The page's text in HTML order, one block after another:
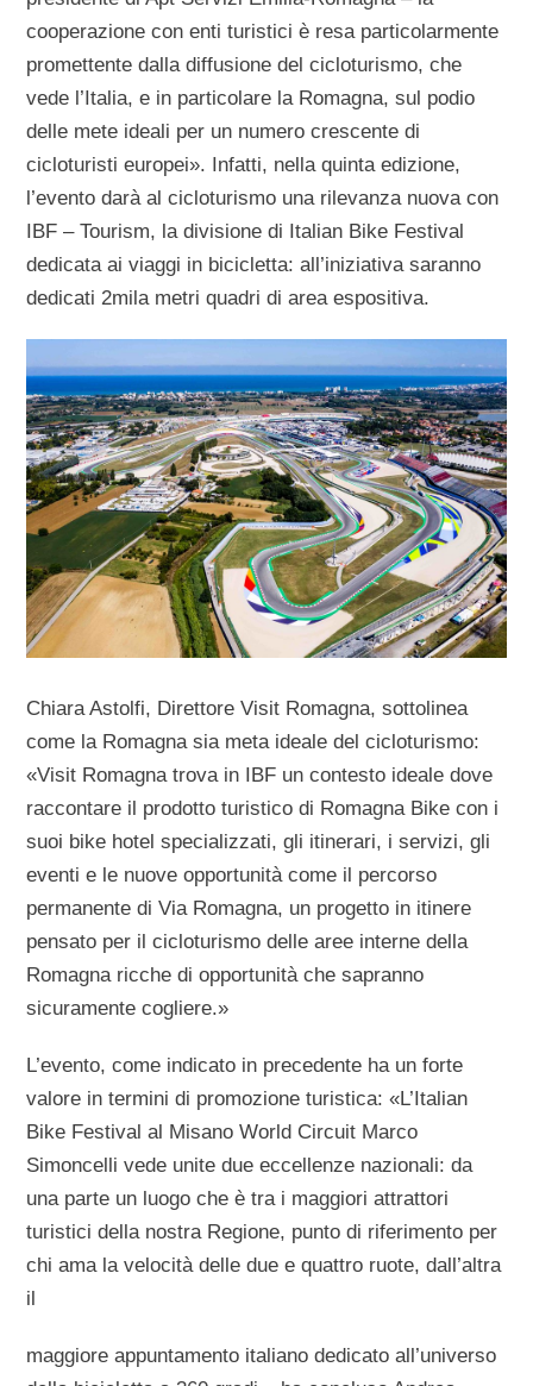
cooperazione con enti turistici è resa particolarmente
promettente dalla diffusione del cicloturismo, che
vede l’Italia, e in particolare la Romagna, sul podio
delle mete ideali per un numero crescente di
cicloturisti europei». Infatti, nella quinta edizione,
l’evento darà al cicloturismo una rilevanza nuova con
IBF – Tourism, la divisione di Italian Bike Festival
dedicata ai viaggi in bicicletta: all’iniziativa saranno
dedicati 2mila metri quadri di area espositiva.
Chiara Astolfi, Direttore Visit Romagna, sottolinea
come la Romagna sia meta ideale del cicloturismo:
«Visit Romagna trova in IBF un contesto ideale dove
raccontare il prodotto turistico di Romagna Bike con i
suoi bike hotel specializzati, gli itinerari, i servizi, gli
eventi e le nuove opportunità come il percorso
permanente di Via Romagna, un progetto in itinere
pensato per il cicloturismo delle aree interne della
Romagna ricche di opportunità che sapranno
sicuramente cogliere.»
L’evento, come indicato in precedente ha un forte
valore in termini di promozione turistica: «L’Italian
Bike Festival al Misano World Circuit Marco
Simoncelli vede unite due eccellenze nazionali: da
una parte un luogo che è tra i maggiori attrattori
turistici della nostra Regione, punto di riferimento per
chi ama la velocità delle due e quattro ruote, dall’altra
il
maggiore appuntamento italiano dedicato all’universo